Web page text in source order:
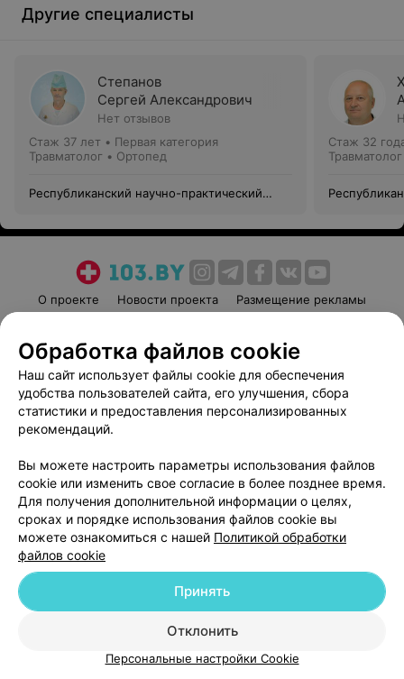
Другие специалисты
Степанов
Сергей Александрович
Нет отзывов
Стаж 37 лет • Первая категория
Травматолог • Ортопед
Республиканский научно-практический
Стаж 32
О проекте Новости проекта
Размещение рекламы
Пользовательское соглашение
Способы оплаты
Вакансии
Партнеры
Написать руководителю 103.by
Обработка персональных данных
© 2026 ООО «Артокс Лаб», УНП 191700409
| 220012, Республика Беларусь,
Служба поддержки +375 291212755
Обработка файлов cookie
Наш сайт использует файлы cookie для обеспечения
удобства пользователей сайта, его улучшения, сбора
статистики и предоставления персонализированных
рекомендаций.
Вы можете настроить параметры использования файлов
cookie или изменить свое согласие в более позднее время.
Для получения дополнительной информации о целях,
сроках и порядке использования файлов cookie вы
можете ознакомиться с нашей Политикой обработки
файлов cookie
Отклонить
Принять
Персональные настройки Cookie